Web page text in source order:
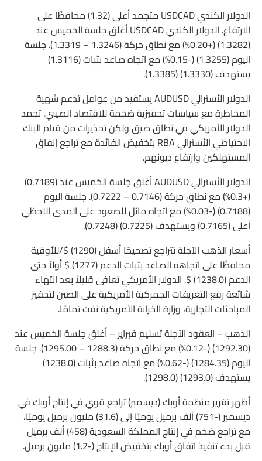
الدولار الكندي USDCAD متجمد أعلى (1.32) محافظًا على
الارتفاع. الدولار الكندي USDCAD أغلق جلسة الخميس عند
(1.3282) (+0.20%) مع نطاق حركة (1.3246 – 1.3319). جلسة
اليوم (1.3255) (-0.15%) مع اتجاه صاعد بثبات (1.3116)
يستهدف (1.3330) (1.3385).
الدولار الأسترالي AUDUSD يستفيد من عوامل تدعم شهية
المخاطرة مع سياسات تحفيزية ضخمة للاقتصاد الصيني. تجمد
الدولار الأمريكي في نطاق ضيق ولكن تحذيرات من قيام البنك
الاحتياطي الأسترالي RBA بتخفيض الفائدة مع تراجع إنفاق
المستهلكين وارتفاع ديونهم.
الدولار الأسترالي AUDUSD أغلق جلسة الخميس عند (0.7189)
(+0.3%) مع نطاق حركة (0.7146 – 0.7222). جلسة اليوم
(0.7188) (-0.03%) مع اتجاه مائل للصعود على المدى اللحظي
أعلى (0.7165) ويستهدف (0.7225) (0.7248).
أسعار الذهب الآجلة تتراجع تصحيحًا أسفل (1290) $/للأوقية
محافظًا على اتجاهه الصاعد بثبات الدعم (1277) $ أولاً حتى
الدعم (1238.0) $. الدولار الأمريكي تعافى قليلاً بعد انتهاء
شائعة رفع التعريفات الجمركية الأمريكية على الصين لتحفيز
المباحثات التجارية، وزارة الخزانة الأمريكية نفت تمامًا.
الذهب – العقود الآجلة تسليم فبراير – أغلق جلسة الخميس عند
(1292.30) (-0.12%) مع نطاق حركة (1288.3 – 1295.00). جلسة
اليوم (1284.35) (-0.62%) مع اتجاه صاعد بثبات (1238.0)
يستهدف (1293.0) (1298.0).
أظهر تقرير منظمة أوبك (ديسمبر) تراجع قوي في إنتاج أوبك في
ديسمبر (-751) ألف برميل يوميًا إلى (31.6) مليون برميل يوميًا،
مع تراجع ضخم في إنتاج المملكة السعودية (458) ألف برميل
قبل بدء تنفيذ اتفاق أوبك بتخفيض الإنتاج (-1.2) مليون برميل.